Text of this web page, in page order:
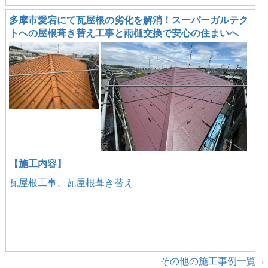
多摩市愛宕にて瓦屋根の劣化を解消！スーパーガルテク
トへの屋根葺き替え工事と雨樋交換で安心の住まいへ
【施工内容】
瓦屋根工事、瓦屋根葺き替え
その他の施工事例一覧→